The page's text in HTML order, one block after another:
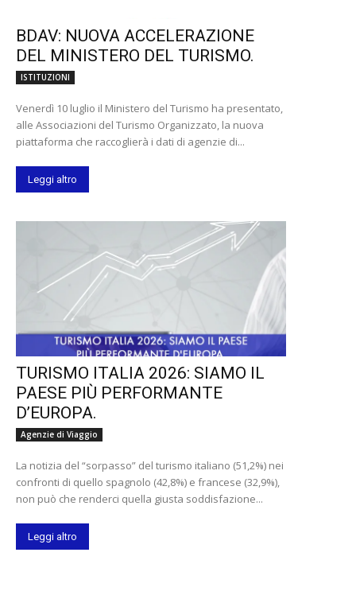
BDAV: NUOVA ACCELERAZIONE
DEL MINISTERO DEL TURISMO.
ISTITUZIONI
Venerdì 10 luglio il Ministero del Turismo ha presentato,
alle Associazioni del Turismo Organizzato, la nuova
piattaforma che raccoglierà i dati di agenzie di...
Leggi altro
TURISMO ITALIA 2026: SIAMO IL
PAESE PIÙ PERFORMANTE
D’EUROPA.
Agenzie di Viaggio
La notizia del “sorpasso” del turismo italiano (51,2%) nei
confronti di quello spagnolo (42,8%) e francese (32,9%),
non può che renderci quella giusta soddisfazione...
Leggi altro